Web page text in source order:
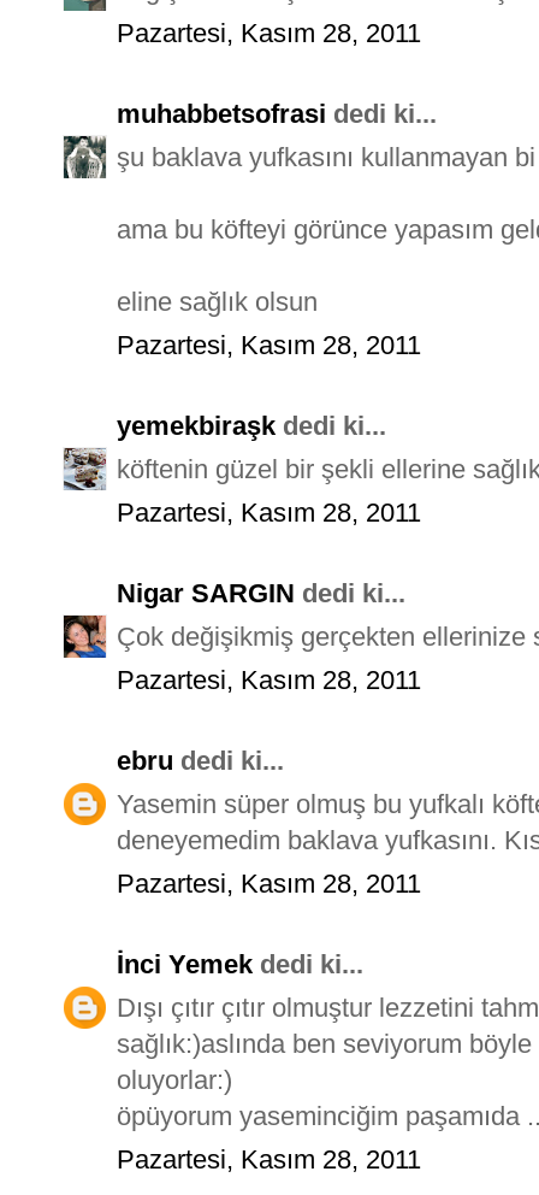
Pazartesi, Kasım 28, 2011
muhabbetsofrasi dedi ki...
şu baklava yufkasını kullanmayan
ama bu köfteyi görünce yapasım
eline sağlık olsun
Pazartesi, Kasım 28, 2011
yemekbiraşk dedi ki...
köftenin güzel bir şekli ellerine
Pazartesi, Kasım 28, 2011
Nigar SARGIN dedi ki...
Çok değişikmiş gerçekten ellerinize
Pazartesi, Kasım 28, 2011
ebru dedi ki...
Yasemin süper olmuş bu yufkalı
deneyemedim baklava yufkasını.
Pazartesi, Kasım 28, 2011
İnci Yemek dedi ki...
Dışı çıtır çıtır olmuştur lezzetini
sağlık:)aslında ben seviyorum
oluyorlar:)
öpüyorum yaseminciğim paşamıda
Pazartesi, Kasım 28, 2011